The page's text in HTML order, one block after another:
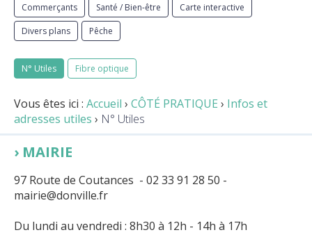
N° Utiles Fibre optique
Commerçants
Santé / Bien-être
Carte interactive
Divers plans
Pêche
Vous êtes ici : Accueil › CÔTÉ PRATIQUE › Infos et
adresses utiles › N° Utiles
MAIRIE
97 Route de Coutances - 02 33 91 28 50 -
mairie@donville.fr
Du lundi au vendredi : 8h30 à 12h - 14h à 17h